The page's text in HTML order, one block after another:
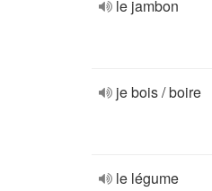
le jambon
je bois / boire
le légume